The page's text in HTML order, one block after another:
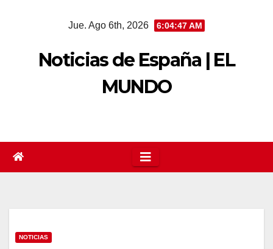
Jue. Ago 6th, 2026 6:04:48 AM
Noticias de España | EL
MUNDO
NOTICIAS